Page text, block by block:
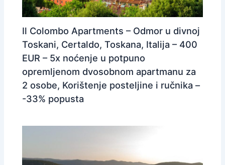
Il Colombo Apartments – Odmor u divnoj
Toskani, Certaldo, Toskana, Italija – 400
EUR – 5x noćenje u potpuno
opremljenom dvosobnom apartmanu za
2 osobe, Korištenje posteljine i ručnika –
-33% popusta